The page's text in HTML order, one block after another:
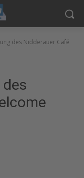
des Nidderauer Café